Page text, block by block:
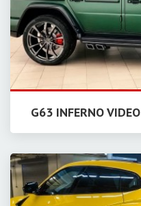
G63 INFERNO VIDEO